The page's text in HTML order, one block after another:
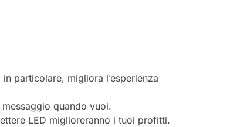
particolare, migliora l’esperienza
quando vuoi.
LED miglioreranno i tuoi profitti.